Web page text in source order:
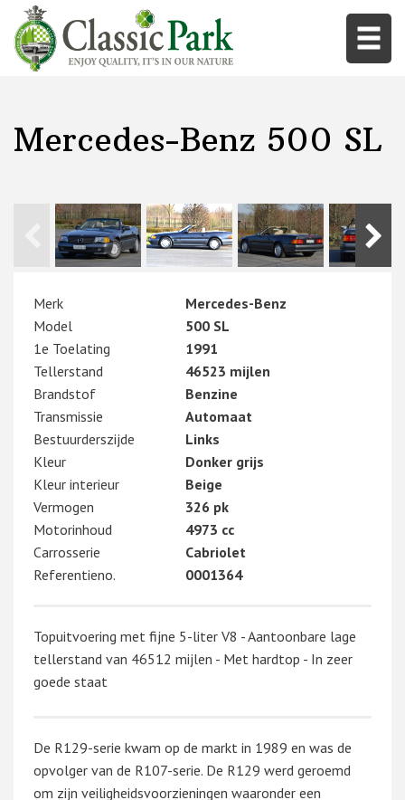
Mercedes-Benz 500 SL
Merk
Mercedes-Benz
Model
500 SL
1e Toelating
1991
Tellerstand
46523 mijlen
Brandstof
Benzine
Transmissie
Automaat
Bestuurderszijde
Links
Kleur
Donker grijs
Kleur interieur
Beige
Vermogen
326 pk
Motorinhoud
4973 cc
Carrosserie
Cabriolet
Referentieno.
0001364
Topuitvoering met fijne 5-liter V8 - Aantoonbare lage
tellerstand van 46512 mijlen - Met hardtop - In zeer
goede staat
De R129-serie kwam op de markt in 1989 en was de
opvolger van de R107-serie. De R129 werd geroemd
om zijn veiligheidsvoorzieningen waaronder een